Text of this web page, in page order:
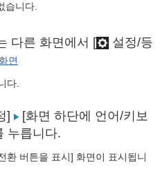
습니다.
다른 화면에서 [
설정/등
면
다.
]
[화면 하단에 언어/키보
누릅니다.
환 버튼을 표시] 화면이 표시됩니